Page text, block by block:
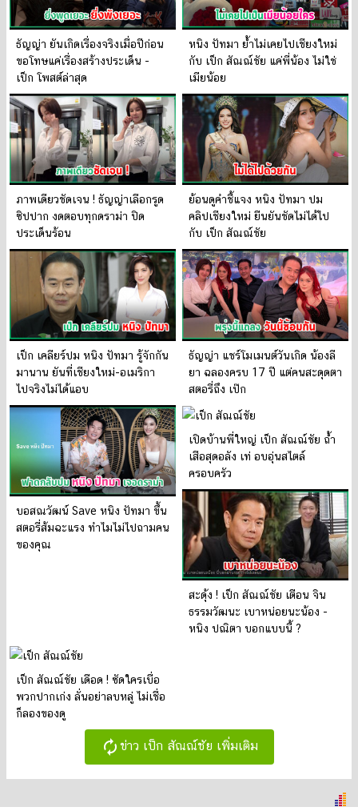
ธัญญ่า ยันเกิดเรื่องจริงเมื่อปีก่อน
ขอโทษแค่เรื่องสร้างประเด็น -
เป็ก โพสต์ล่าสุด
หนิง ปัทมา ย้ำไม่เคยไปเชียงใหม่
กับ เป็ก สัณณ์ชัย แค่พี่น้อง ไม่ใช่
เมียน้อย
ภาพเดียวชัดเจน ! ธัญญ่าเลือกรูด
ซิปปาก งดตอบทุกดราม่า ปิด
ประเด็นร้อน
ย้อนดูคำชี้แจง หนิง ปัทมา ปม
คลิปเชียงใหม่ ยืนยันชัดไม่ได้ไป
กับ เป็ก สัณณ์ชัย
เป็ก เคลียร์ปม หนิง ปัทมา รู้จักกัน
มานาน ยันที่เชียงใหม่-อเมริกา
ไปจริงไม่ได้แอบ
ธัญญ่า แชร์โมเมนต์วันเกิด น้องลี
ยา ฉลองครบ 17 ปี แต่คนสะดุดตา
สตอรี่ถึง เป๊ก
บอสณวัฒน์ Save หนิง ปัทมา ขึ้น
สตอรี่ส้มฉะแรง ทำไมไม่ไปถามคน
ของคุณ
เปิดบ้านพี่ใหญ่ เป็ก สัณณ์ชัย ถ้ำ
เสือสุดอลัง เท่ อบอุ่นสไตล์
ครอบครัว
สะดุ้ง ! เป็ก สัณณ์ชัย เตือน จิน
ธรรมวัฒนะ เบาหน่อยนะน้อง -
หนิง ปณิตา บอกแบบนี้ ?
เป็ก สัณณ์ชัย เดือด ! ซัดใครเบื่อ
พวกปากเก่ง ลั่นอย่าลบหลู่ ไม่เชื่อ
ก็ลองของดู
autorenew ข่าว เป็ก สัณณ์ชัย เพิ่มเติม